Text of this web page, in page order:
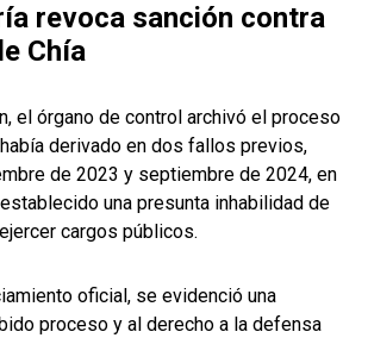
revoca sanción contra
Chía
el órgano de control archivó el proceso
derivado en dos fallos previos,
de 2023 y septiembre de 2024, en
una presunta inhabilidad de
cargos públicos.
oficial, se evidenció una
proceso y al derecho a la defensa